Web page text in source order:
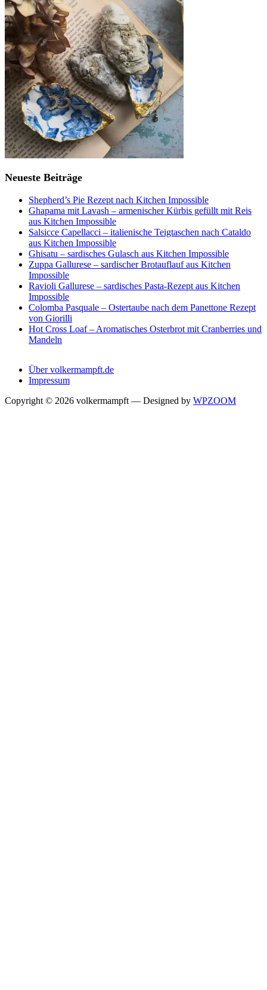
Neueste Beiträge
Shepherd’s Pie Rezept nach Kitchen Impossible
Ghapama mit Lavash – armenischer Kürbis gefüllt mit Reis
aus Kitchen Impossible
Salsicce Capellacci – italienische Teigtaschen nach Cataldo
aus Kitchen Impossible
Ghisatu – sardisches Gulasch aus Kitchen Impossible
Zuppa Gallurese – sardischer Brotauflauf aus Kitchen
Impossible
Ravioli Gallurese – sardisches Pasta-Rezept aus Kitchen
Impossible
Colomba Pasquale – Ostertaube nach dem Panettone Rezept
von Giorilli
Hot Cross Loaf – Aromatisches Osterbrot mit Cranberries und
Mandeln
Über volkermampft.de
Impressum
Copyright © 2026 volkermampft — Designed by WPZOOM